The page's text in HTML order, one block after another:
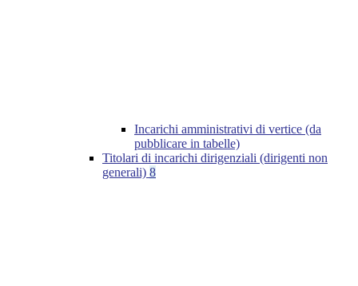
Incarichi amministrativi di vertice (da
pubblicare in tabelle)
Titolari di incarichi dirigenziali (dirigenti non
generali) 8